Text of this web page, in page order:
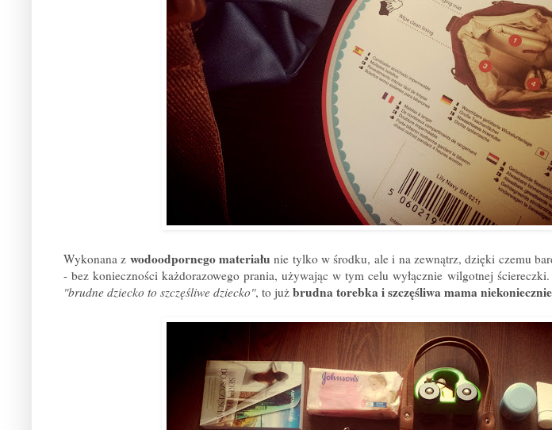
Wykonana z wodoodpornego materiału nie tylko w środku, ale i na zewnątrz, dzięki czemu
- bez konieczności każdorazowego prania, używając w tym celu wyłącznie wilgotnej
"brudne dziecko to szczęśliwe dziecko", to już brudna torebka i szczęśliwa mama